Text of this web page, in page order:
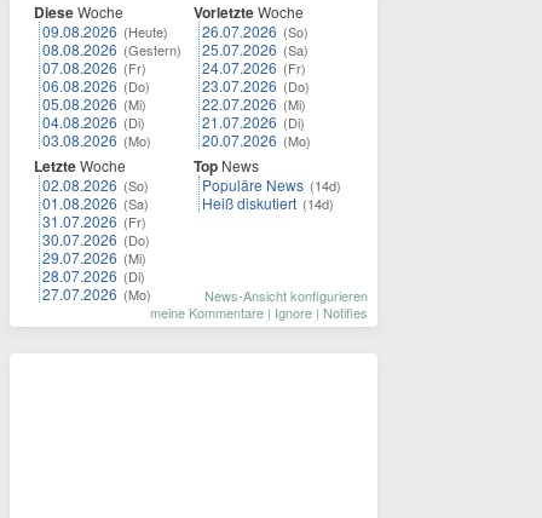
DieseWoche
09.08.2026 (Heute)
08.08.2026 (Gestern)
07.08.2026 (Fr)
06.08.2026 (Do)
05.08.2026 (Mi)
04.08.2026 (Di)
03.08.2026 (Mo)
LetzteWoche
02.08.2026 (So)
01.08.2026 (Sa)
31.07.2026 (Fr)
30.07.2026 (Do)
29.07.2026 (Mi)
28.07.2026 (Di)
27.07.2026 (Mo)
VorletzteWoche
26.07.2026 (So)
25.07.2026 (Sa)
24.07.2026 (Fr)
23.07.2026 (Do)
22.07.2026 (Mi)
21.07.2026 (Di)
20.07.2026 (Mo)
Top News
Populäre News (14d)
Heiß diskutiert (14d)
News-Ansicht konfigurieren
meine Kommentare | Ignore | Notifies